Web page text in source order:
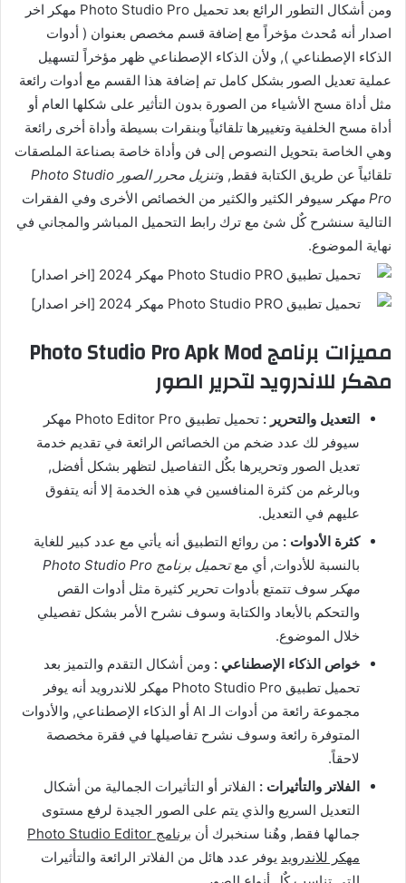
ومن أشكال التطور الرائع بعد تحميل Photo Studio Pro مهكر اخر
اصدار أنه مٌحدث مؤخراً مع إضافة قسم مخصص بعنوان ( أدوات
الذكاء الإصطناعي ), ولأن الذكاء الإصطناعي ظهر مؤخراً لتسهيل
عملية تعديل الصور بشكل كامل تم إضافة هذا القسم مع أدوات رائعة
مثل أداة مسح الأشياء من الصورة بدون التأثير على شكلها العام أو
أداة مسح الخلفية وتغييرها تلقائياً وبنقرات بسيطة وأداة أخرى رائعة
وهي الخاصة بتحويل النصوص إلى فن وأداة خاصة بصناعة الملصقات
تلقائياً عن طريق الكتابة فقط, و
تنزيل محرر الصور Photo Studio
Pro مهكر
سيوفر الكثير والكثير من الخصائص الأخرى وفي الفقرات
التالية سنشرح كٌل شئ مع ترك رابط التحميل المباشر والمجاني في
نهاية الموضوع.
مميزات برنامج Photo Studio Pro Apk Mod
مهكر للاندرويد لتحرير الصور
التعديل والتحرير :
تحميل تطبيق Photo Editor Pro مهكر
سيوفر لك عدد ضخم من الخصائص الرائعة في تقديم خدمة
تعديل الصور وتحريرها بكٌل التفاصيل لتظهر بشكل أفضل,
وبالرغم من كثرة المنافسين في هذه الخدمة إلا أنه يتفوق
عليهم في التعديل.
كثرة الأدوات : من روائع التطبيق أنه يأتي مع عدد كبير للغاية
بالنسبة للأدوات, أي مع
تحميل برنامج Photo Studio Pro
مهكر سوف تتمتع بأدوات تحرير كثيرة مثل أدوات القص
والتحكم بالأبعاد والكتابة وسوف نشرح الأمر بشكل تفصيلي
خلال الموضوع.
خواص الذكاء الإصطناعي : ومن أشكال التقدم والتميز بعد
تحميل تطبيق Photo Studio Pro مهكر للاندرويد أنه يوفر
مجموعة رائعة من أدوات الـ AI أو الذكاء الإصطناعي, والأدوات
المتوفرة رائعة وسوف نشرح تفاصيلها في فقرة مخصصة
لاحقاً.
الفلاتر والتأثيرات : الفلاتر أو التأثيرات الجمالية من أشكال
التعديل السريع والذي يتم على الصور الجيدة لرفع مستوى
جمالها فقط, وهٌنا سنخبرك أن
برنامج Photo Studio Editor
مهكر للاندرويد يوفر عدد هائل من الفلاتر الرائعة والتأثيرات